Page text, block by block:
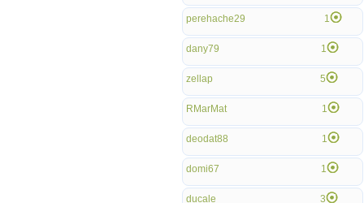
perehache29 1
dany79 1
zellap 5
RMarMat 1
deodat88 1
domi67 1
ducale 3